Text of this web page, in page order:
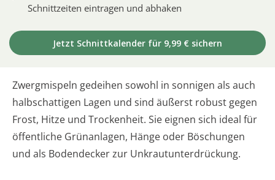
Schnittzeiten eintragen und abhaken
Jetzt Schnittkalender für 9,99 € sichern
Zwergmispeln gedeihen sowohl in sonnigen als auch
halbschattigen Lagen und sind äußerst robust gegen
Frost, Hitze und Trockenheit. Sie eignen sich ideal für
öffentliche Grünanlagen, Hänge oder Böschungen
und als Bodendecker zur Unkrautunterdrückung.